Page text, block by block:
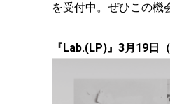
を受付中。ぜひこの機
『Lab.(LP)』3月19日